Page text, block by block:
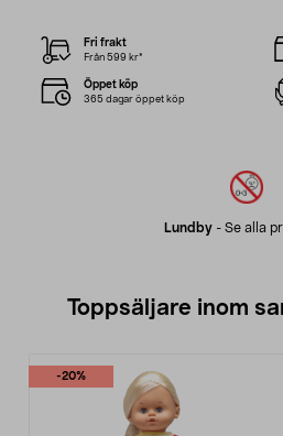
Lundby- Se alla
Fri frakt
Från 599 kr*
Öppet köp
365 dagar öppet köp
Toppsäljare inom
-20%